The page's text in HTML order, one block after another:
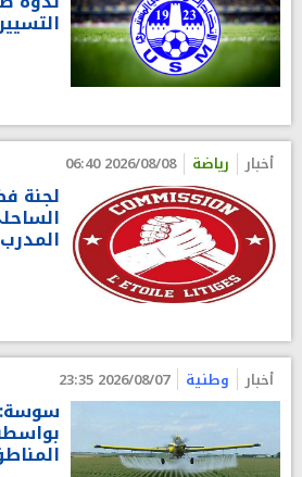
أخبار رياضة 2026/08/08 06:40
لجنة
أخبار وطنية 2026/08/07 23:35
سوسة: